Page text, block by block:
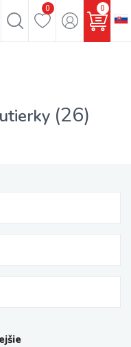
0 0
(26)